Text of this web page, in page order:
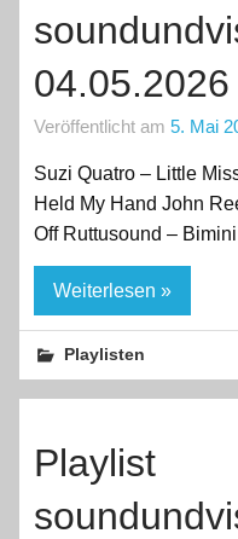
04.05.2026
Veröffentlicht am 5. Mai
Suzi Quatro – Little
Held My Hand John
Off Ruttusound –
Weiterlesen »
Playlisten
Playlist